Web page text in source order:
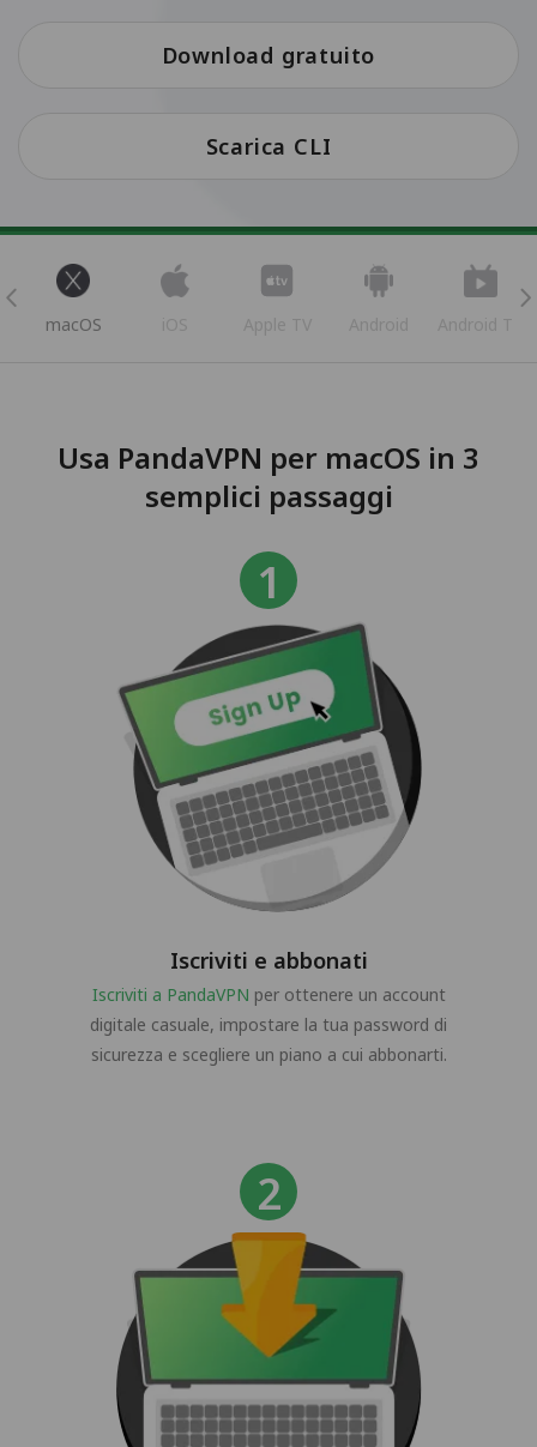
Download gratuito
Scarica CLI
macOS iOS Apple TV Android Android TV
Usa PandaVPN per macOS in 3
semplici passaggi
Iscriviti e abbonati
Iscriviti a PandaVPN per ottenere un account
digitale casuale, impostare la tua password di
sicurezza e scegliere un piano a cui abbonarti.